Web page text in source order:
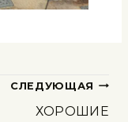
СЛЕДУЮЩАЯ
ХОРОШИЕ